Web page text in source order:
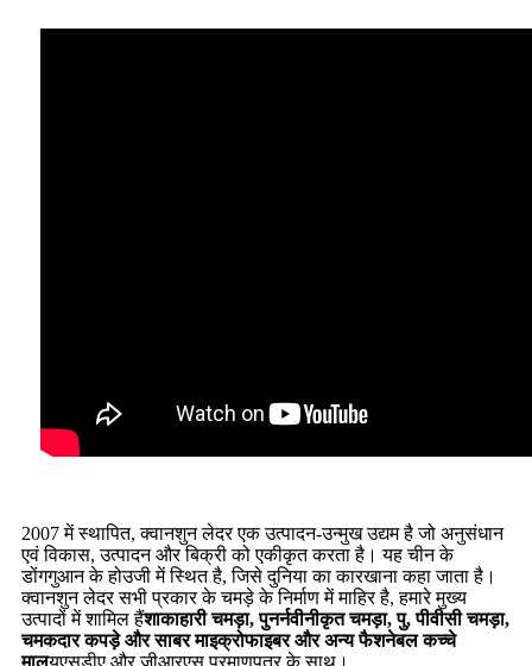
2007 में स्थापित, क्वानशुन लेदर एक उत्पादन-उन्मुख उद्यम है जो अनुसंधान
एवं विकास, उत्पादन और बिक्री को एकीकृत करता है। यह चीन के
डोंगगुआन के होउजी में स्थित है, जिसे दुनिया का कारखाना कहा जाता है।
क्वानशुन लेदर सभी प्रकार के चमड़े के निर्माण में माहिर है, हमारे मुख्य
उत्पादों में शामिल हैंशाकाहारी चमड़ा, पुनर्नवीनीकृत चमड़ा, पु, पीवीसी चमड़ा,
चमकदार कपड़े और साबर माइक्रोफाइबर और अन्य फैशनेबल कच्चे
मालयूएसडीए और जीआरएस प्रमाणपत्र के साथ।